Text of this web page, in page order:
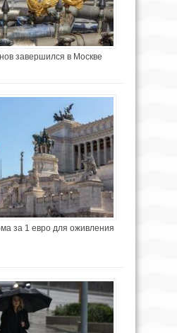
завершился в Москве
за 1 евро для оживления